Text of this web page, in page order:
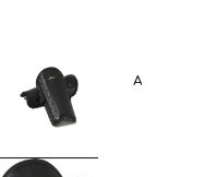
Anasayfa